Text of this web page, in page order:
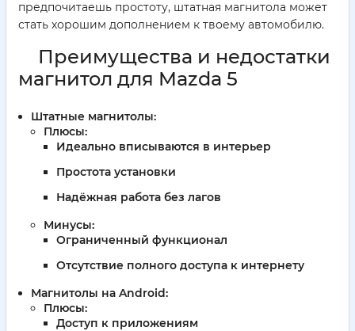
предпочитаешь простоту, штатная магнитола может
стать хорошим дополнением к твоему автомобилю.
Преимущества и недостатки
магнитол для Mazda 5
Штатные магнитолы:
Плюсы:
Идеально вписываются в интерьер
Простота установки
Надёжная работа без лагов
Минусы:
Ограниченный функционал
Отсутствие полного доступа к интернету
Магнитолы на Android:
Плюсы:
Доступ к приложениям